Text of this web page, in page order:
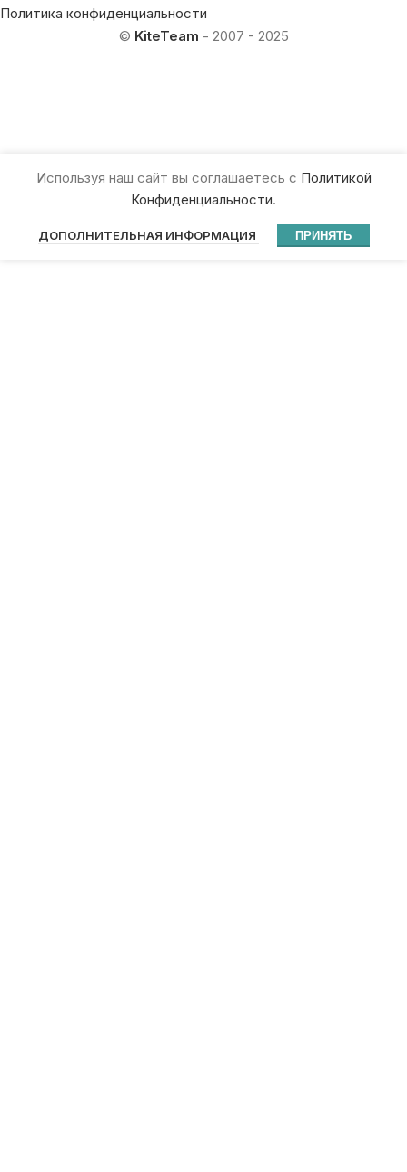
Политика конфиденциальности
© KiteTeam - 2007 - 2025
Используя наш сайт вы соглашаетесь с Политикой
Конфиденциальности.
ДОПОЛНИТЕЛЬНАЯ ИНФОРМАЦИЯ ПРИНЯТЬ